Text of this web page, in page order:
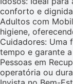
conforto e
Adultos com
higiene,
Cuidadores: Uma
tempo e garante
Pessoas em
operatória ou